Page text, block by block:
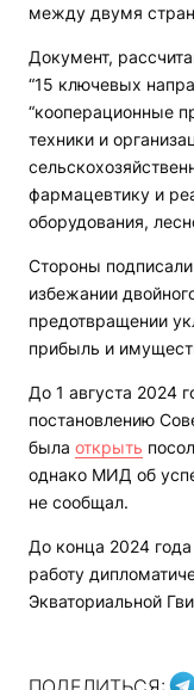
между двумя
Документ,
“15 ключевых
“кооперационные
техники и
фармацевтику и
оборудования,
Стороны
избежании
предотвращении
прибыль и
До 1 августа 2024
постановлению
была открыть
однако МИД об
не сообщал.
До конца 2024
работу
Экваториальной